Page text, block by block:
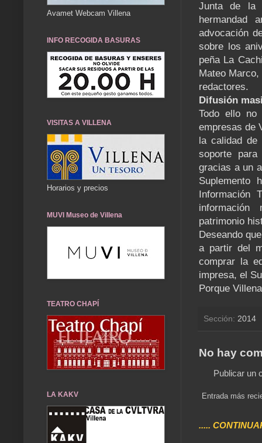
Junta de la
hermandad
advocación
sobre los
peña La
Mateo
redactores.
Difusión
Todo ello no
empresas de
la calidad
soporte
gracias a un
Información
patrimonio
Deseando
a partir del
comprar la
impresa, el
Porque
Sección: 2014
No hay
Publicar un
Entrada más
.....
Avamet Webcam Villena
INFO RECOGIDA BASURAS
VISITAS A VILLENA
Horarios y precios
MUVI Museo de Villena
TEATRO CHAPÍ
LA KAKV